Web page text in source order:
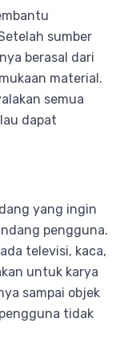
sumber
berasal dari
material.
semua
dapat
yang ingin
pengguna.
televisi, kaca,
untuk karya
sampai objek
tidak